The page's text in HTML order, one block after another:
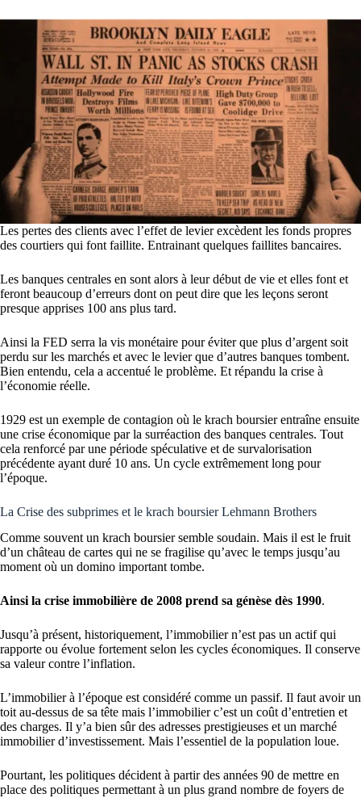
Les pertes des clients avec l’effet de levier excèdent les fonds propres
des courtiers qui font faillite. Entrainant quelques faillites bancaires.
Les banques centrales en sont alors à leur début de vie et elles font et
feront beaucoup d’erreurs dont on peut dire que les leçons seront
presque apprises 100 ans plus tard.
Ainsi la FED serra la vis monétaire pour éviter que plus d’argent soit
perdu sur les marchés et avec le levier que d’autres banques tombent.
Bien entendu, cela a accentué le problème. Et répandu la crise à
l’économie réelle.
1929 est un exemple de contagion où le krach boursier entraîne ensuite
une crise économique par la surréaction des banques centrales. Tout
cela renforcé par une période spéculative et de survalorisation
précédente ayant duré 10 ans. Un cycle extrêmement long pour
l’époque.
La Crise des subprimes et le krach boursier Lehmann Brothers
Comme souvent un krach boursier semble soudain. Mais il est le fruit
d’un château de cartes qui ne se fragilise qu’avec le temps jusqu’au
moment où un domino important tombe.
Ainsi la crise immobilière de 2008 prend sa génèse dès 1990.
Jusqu’à présent, historiquement, l’immobilier n’est pas un actif qui
rapporte ou évolue fortement selon les cycles économiques. Il conserve
sa valeur contre l’inflation.
L’immobilier à l’époque est considéré comme un passif. Il faut avoir un
toit au-dessus de sa tête mais l’immobilier c’est un coût d’entretien et
des charges. Il y’a bien sûr des adresses prestigieuses et un marché
immobilier d’investissement. Mais l’essentiel de la population loue.
Pourtant, les politiques décident à partir des années 90 de mettre en
place des politiques permettant à un plus grand nombre de foyers de